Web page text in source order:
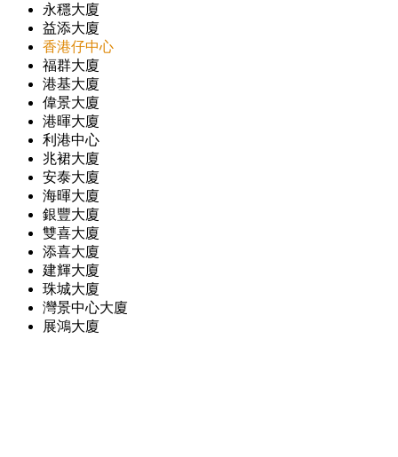
永穩大廈
益添大廈
香港仔中心
福群大廈
港基大廈
偉景大廈
港暉大廈
利港中心
兆裙大廈
安泰大廈
海暉大廈
銀豐大廈
雙喜大廈
添喜大廈
建輝大廈
珠城大廈
灣景中心大廈
展鴻大廈